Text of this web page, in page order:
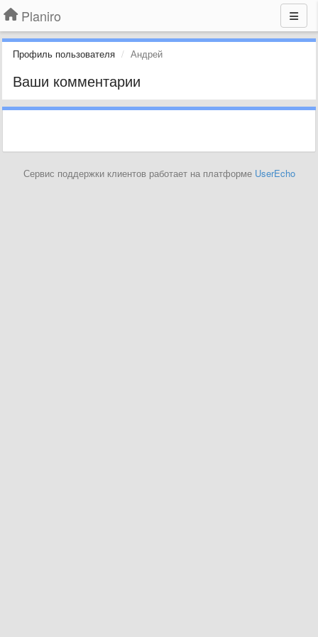
Planiro
Профиль пользователя Андрей
Ваши комментарии
Сервис поддержки клиентов работает на платформе UserEcho